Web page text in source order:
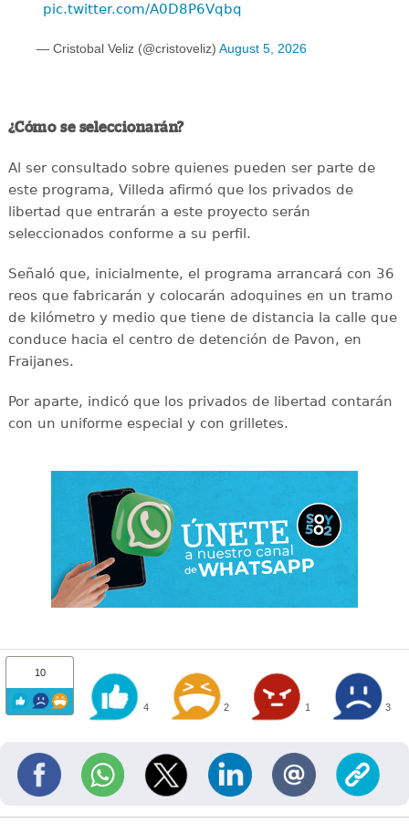
pic.twitter.com/A0D8P6Vqbq
— Cristobal Veliz (@cristoveliz) August 5, 2026
¿Cómo se seleccionarán?
Al ser consultado sobre quienes pueden ser parte de
este programa, Villeda afirmó que los privados de
libertad que entrarán a este proyecto serán
seleccionados conforme a su perfil.
Señaló que, inicialmente, el programa arrancará con 36
reos que fabricarán y colocarán adoquines en un tramo
de kilómetro y medio que tiene de distancia la calle que
conduce hacia el centro de detención de Pavon, en
Fraijanes.
Por aparte, indicó que los privados de libertad contarán
con un uniforme especial y con grilletes.
10
4 2 1 3